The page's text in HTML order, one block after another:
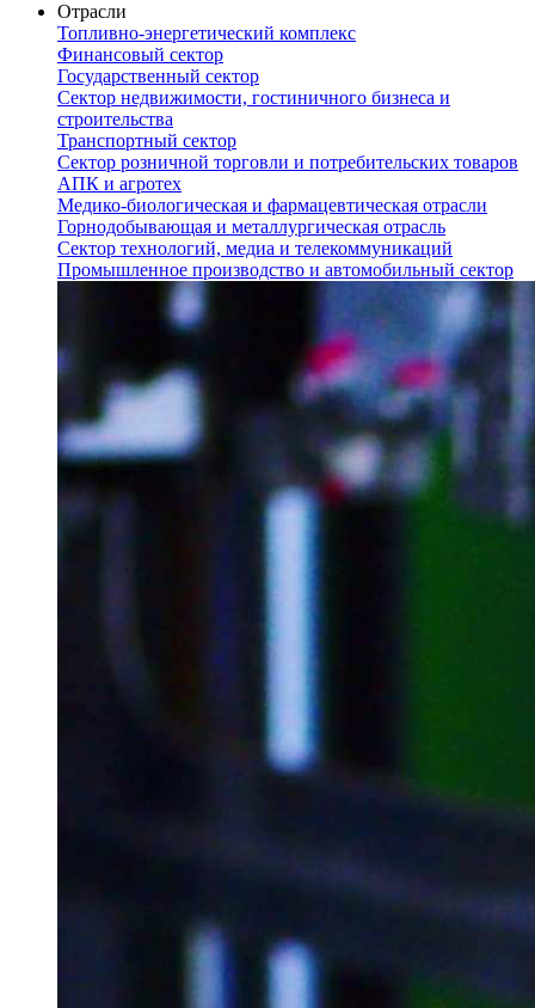
Отрасли
Топливно-энергетический комплекс
Финансовый сектор
Государственный сектор
Сектор недвижимости, гостиничного бизнеса и
строительства
Транспортный сектор
Сектор розничной торговли и потребительских товаров
АПК и агротех
Медико-биологическая и фармацевтическая отрасли
Горнодобывающая и металлургическая отрасль
Сектор технологий, медиа и телекоммуникаций
Промышленное производство и автомобильный сектор